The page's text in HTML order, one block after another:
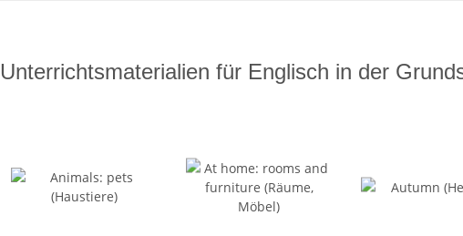
Unterrichtsmaterialien für Englisch in der